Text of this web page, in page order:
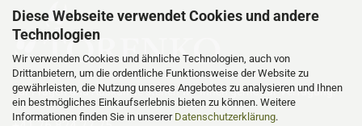
Diese Webseite verwendet Cookies und andere
Technologien
Wir verwenden Cookies und ähnliche Technologien, auch von
Drittanbietern, um die ordentliche Funktionsweise der Website zu
gewährleisten, die Nutzung unseres Angebotes zu analysieren und Ihnen
ein bestmögliches Einkaufserlebnis bieten zu können. Weitere
Informationen finden Sie in unserer Datenschutzerklärung.
Für Fragen und Auskünfte stehen wir Ihnen gerne zur Verfügung.